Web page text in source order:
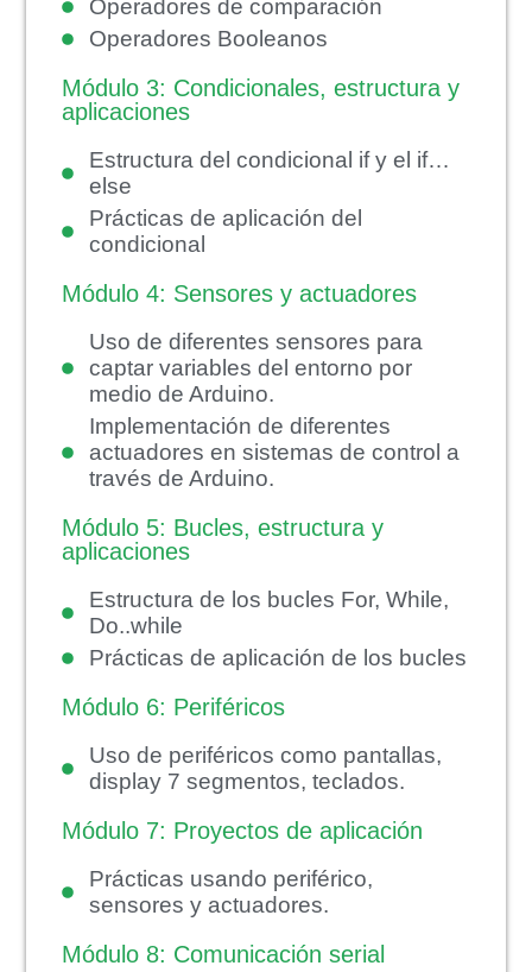
Operadores de comparación
Operadores Booleanos
Módulo 3: Condicionales, estructura y
aplicaciones
Estructura del condicional if y el if…
else
Prácticas de aplicación del
condicional
Módulo 4: Sensores y actuadores
Uso de diferentes sensores para
captar variables del entorno por
medio de Arduino.
Implementación de diferentes
actuadores en sistemas de control a
través de Arduino.
Módulo 5: Bucles, estructura y
aplicaciones
Estructura de los bucles For, While,
Do..while
Prácticas de aplicación de los bucles
Módulo 6: Periféricos
Uso de periféricos como pantallas,
display 7 segmentos, teclados.
Módulo 7: Proyectos de aplicación
Prácticas usando periférico,
sensores y actuadores.
Módulo 8: Comunicación serial